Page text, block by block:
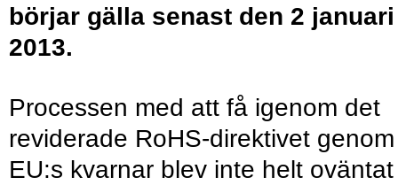
börjar gälla senast den 2 januari
2013.
Processen med att få igenom det
reviderade RoHS-direktivet genom
EU:s kvarnar blev inte helt oväntat